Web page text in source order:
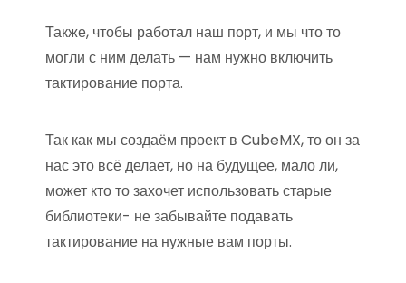
Также, чтобы работал наш порт, и мы что то
могли с ним делать — нам нужно включить
тактирование порта.
Так как мы создаём проект в CubeMX, то он за
нас это всё делает, но на будущее, мало ли,
может кто то захочет использовать старые
библиотеки- не забывайте подавать
тактирование на нужные вам порты.